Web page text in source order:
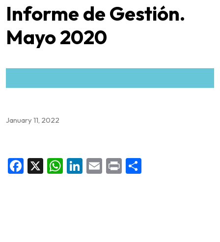
Informe de Gestión.
Mayo 2020
January 11, 2022
Facebook
X WhatsApp
LinkedIn
Email
Print